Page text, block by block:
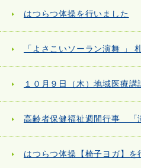
はつらつ体操を行いました
「よさこいソーラン演舞 」
１０月９日（木）地域医療講
高齢者保健福祉週間行事 「
はつらつ体操【椅子ヨガ】を